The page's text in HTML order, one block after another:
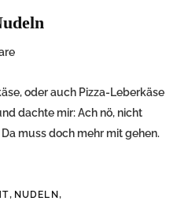
oder auch Pizza-Leberkäse
dachte mir: Ach nö, nicht
muss doch mehr mit gehen.
, NUDELN,